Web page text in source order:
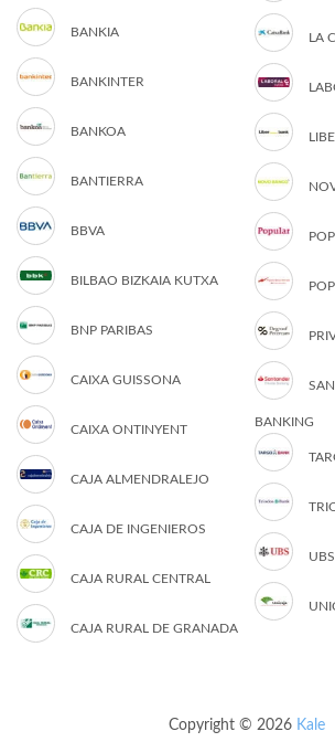
BANKIA
BANKINTER
BANKOA
BANTIERRA
BBVA
BILBAO BIZKAIA KUTXA
BNP PARIBAS
CAIXA GUISSONA
CAIXA ONTINYENT
CAJA ALMENDRALEJO
CAJA DE INGENIEROS
CAJA RURAL CENTRAL
CAJA RURAL DE GRANADA
LA
BANKING
Copyright © 2026 Kale